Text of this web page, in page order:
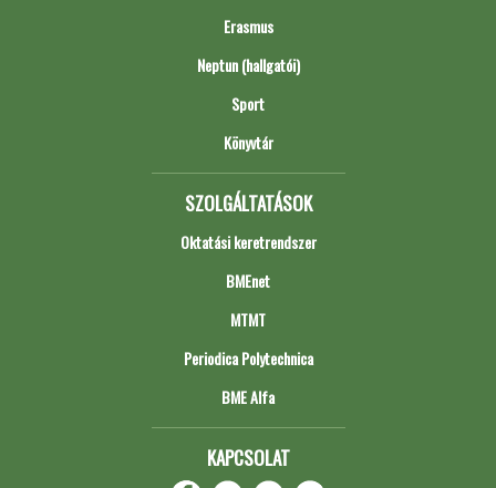
Erasmus
Neptun (hallgatói)
Sport
Könyvtár
SZOLGÁLTATÁSOK
Oktatási keretrendszer
BMEnet
MTMT
Periodica Polytechnica
BME Alfa
KAPCSOLAT